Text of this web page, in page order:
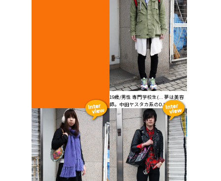
19歳/男性 専門学校生(... 夢は美容
師。中田ヤスタカ系のDJをや...